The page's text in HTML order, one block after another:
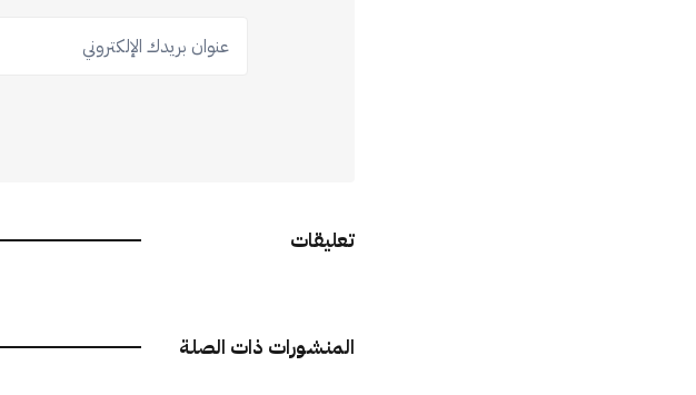
عنوان بريدك الإلكتروني
تعليقات
المنشورات ذات الصلة